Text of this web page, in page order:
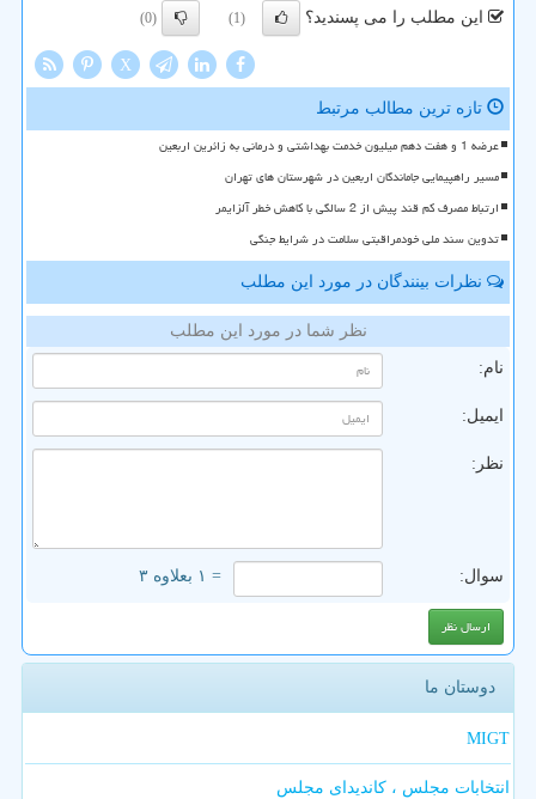
این مطلب را می پسندید؟ (1)
(0)
X
تازه ترین مطالب مرتبط
عرضه 1 و هفت دهم میلیون خدمت بهداشتی و درمانی به زائرین اربعین
مسیر راهپیمایی جاماندگان اربعین در شهرستان های تهران
ارتباط مصرف کم قند پیش از 2 سالگی با کاهش خطر آلزایمر
تدوین سند ملی خودمراقبتی سلامت در شرایط جنگی
نظرات بینندگان در مورد این مطلب
نظر شما در مورد این مطلب
نام:
ایمیل:
نظر:
سوال: = ۱ بعلاوه ۳
دوستان ما
MIGT
انتخابات مجلس ، کاندیدای مجلس